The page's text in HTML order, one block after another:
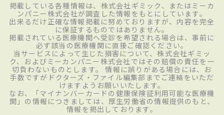
掲載している各種情報は、株式会社ギミック、またはミーカ
ンパニー株式会社が調査した情報をもとにしています。
出来るだけ正確な情報掲載に努めておりますが、内容を完全
に保証するものではありません。
掲載されている医療機関へ受診を希望される場合は、事前に
必ず該当の医療機関に直接ご確認ください。
当サービスによって生じた損害について、株式会社ギミッ
ク、およびミーカンパニー株式会社ではその賠償の責任を一
切負わないものとします。 情報に誤りがある場合には、お
手数ですがドクターズ・ファイル編集部までご連絡をいただ
けますようお願いいたします。
なお、「マイナンバーカードの健康保険証利用可能な医療機
関」の情報につきましては、厚生労働省の情報提供のもと、
情報を掲出しております。